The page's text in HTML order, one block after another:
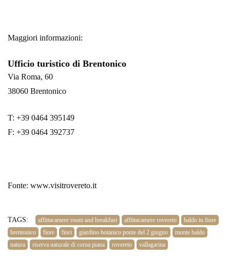
Maggiori informazioni:
Ufficio turistico di Brentonico
Via Roma, 60
38060 Brentonico
T: +39 0464 395149
F: +39 0464 392737
Fonte: www.visitrovereto.it
TAGS: affittacamere room and breakfast affittacamere rovereto
baldo in fiore
brentonico
fiore fiori giardino botanico ponte del 2 giugno
monte baldo
natura
riserva naturale di corna piana rovereto vallagarina